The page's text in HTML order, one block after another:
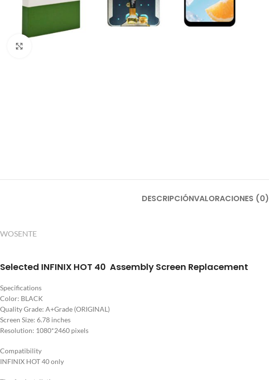
DESCRIPCIÓNVALORACIONES (0)
WOSENTE
Selected INFINIX HOT 40 Assembly Screen Replacement
Specifications
Color: BLACK
Quality Grade: A+Grade (ORIGINAL)
Screen Size: 6.78 inches
Resolution: 1080*2460 pixels
Compatibility
INFINIX HOT 40 only